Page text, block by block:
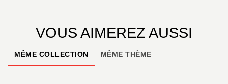
nous allons embarquer aux côtés des skippers et
vivre leurs courses de l’intérieur.
VOUS AIMEREZ AUSSI
MÊME COLLECTION MÊME THÈME